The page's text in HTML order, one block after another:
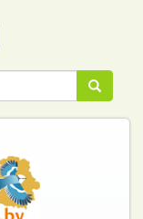
Пошук
Пошук